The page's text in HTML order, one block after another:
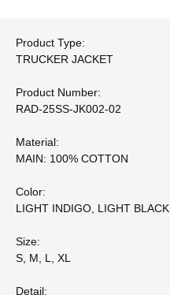
Product Type:
TRUCKER JACKET
Product Number:
RAD-25SS-JK002-02
Material:
MAIN: 100% COTTON
Color:
LIGHT INDIGO, LIGHT BLACK
Size:
S, M, L, XL
Detail: